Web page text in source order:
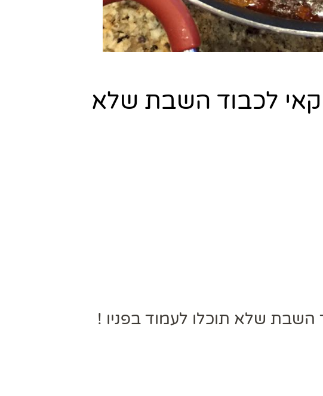
לכבוד השבת שלא
השבת שלא תוכלו לעמוד בפניו !